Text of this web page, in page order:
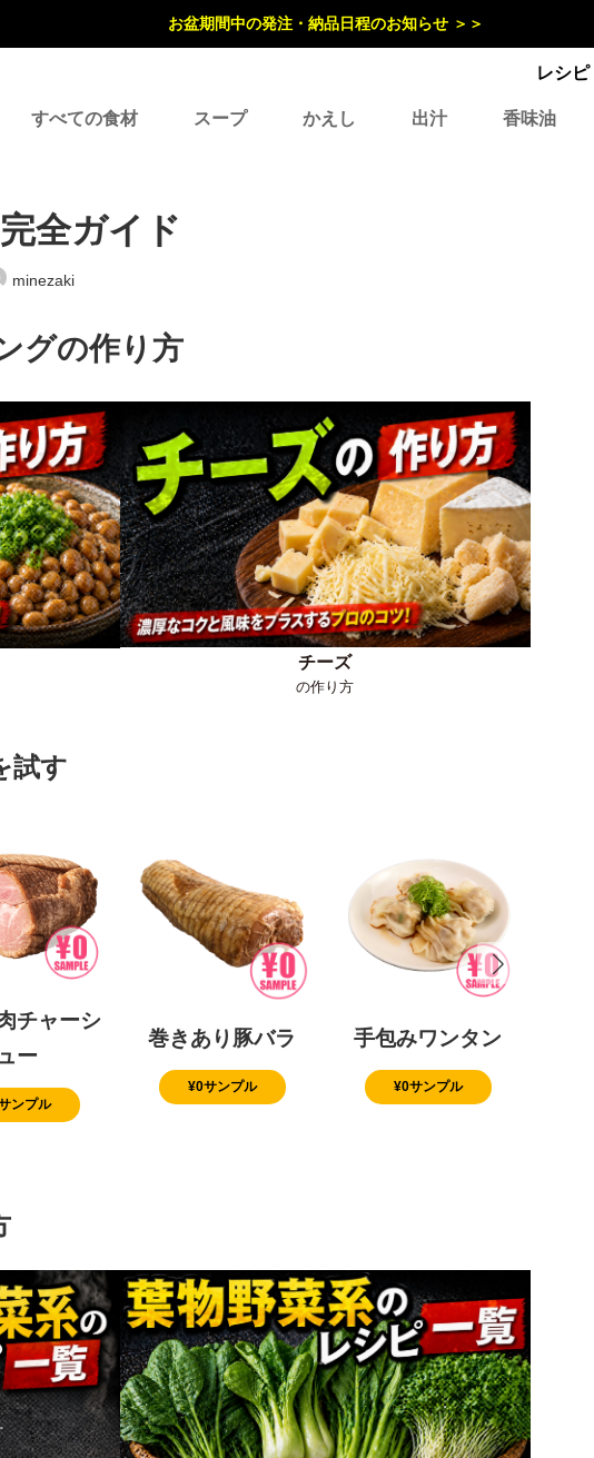
お盆期間中の発注・納品日程のお知らせ ＞＞
レシピ
すべての食材 スープ かえし 出汁 香味油
全ガイド
minezaki
グの作り方
チーズ
の作り方
試す
チャーシ
ー
ンプル
巻きあり豚バラ
¥0サンプル
手包みワンタン
¥0サンプル